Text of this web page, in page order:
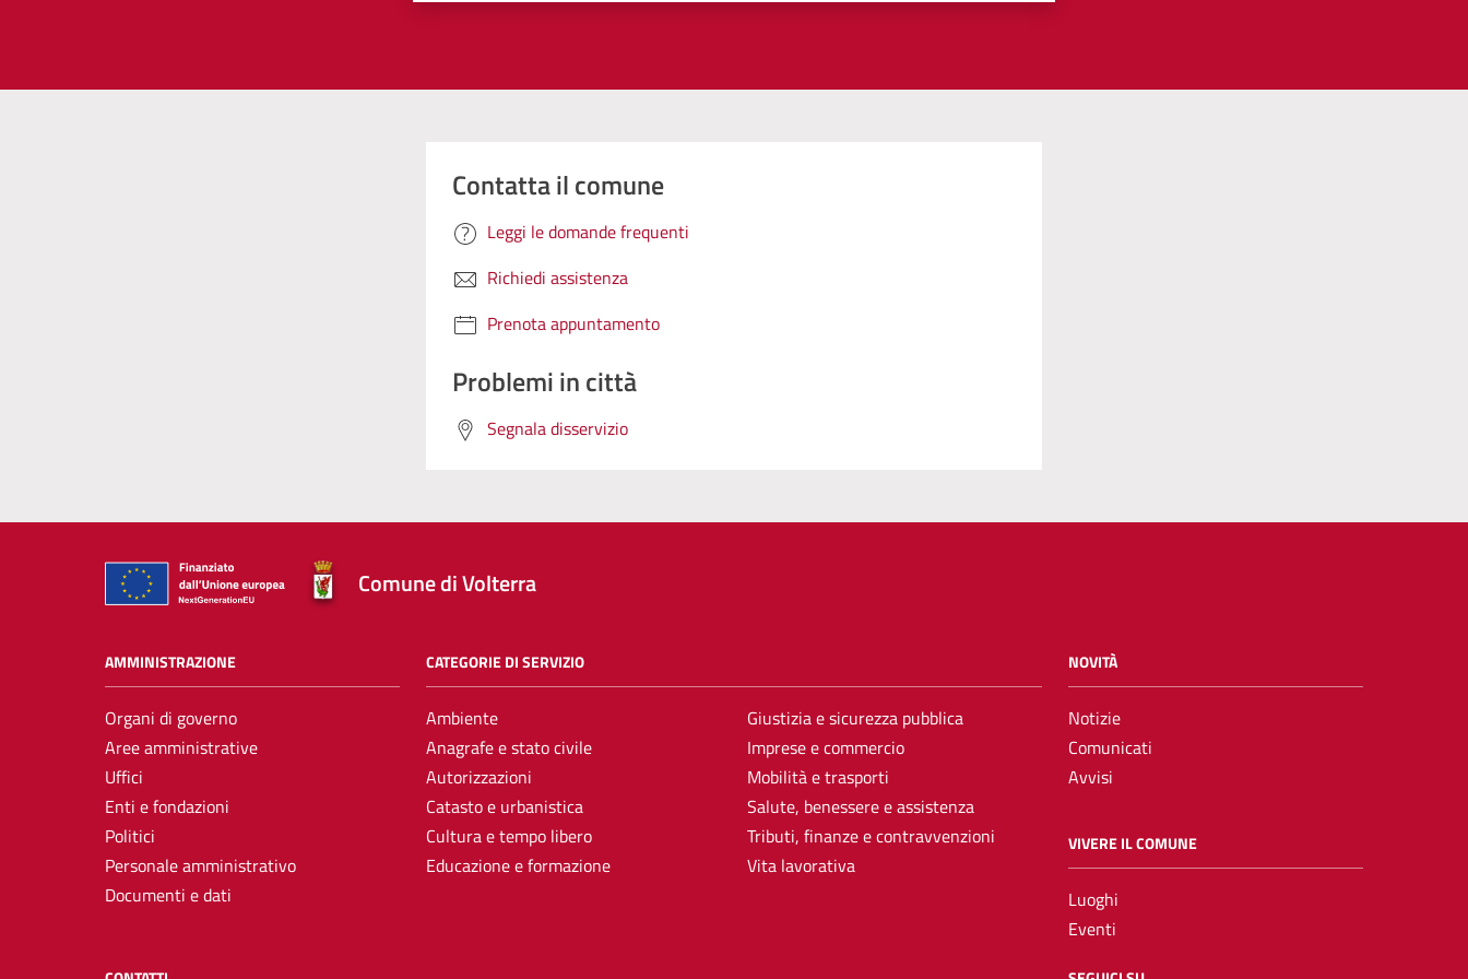
Contatta il comune
Leggi le domande frequenti
Richiedi assistenza
Prenota appuntamento
Problemi in città
Segnala disservizio
Comune di Volterra
AMMINISTRAZIONE
Organi di governo
Aree amministrative
Uffici
Enti e fondazioni
Politici
Personale amministrativo
Documenti e dati
CATEGORIE DI SERVIZIO
Ambiente
Anagrafe e stato civile
Autorizzazioni
Catasto e urbanistica
Cultura e tempo libero
Educazione e formazione
Giustizia e sicurezza pubblica
Imprese e commercio
Mobilità e trasporti
Salute, benessere e assistenza
Tributi, finanze e contravvenzioni
Vita lavorativa
NOVITÀ
Notizie
Comunicati
Avvisi
VIVERE IL COMUNE
Luoghi
Eventi